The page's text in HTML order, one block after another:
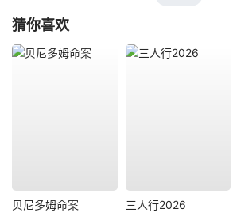
猜你喜欢
贝尼多姆命案 三人行2026